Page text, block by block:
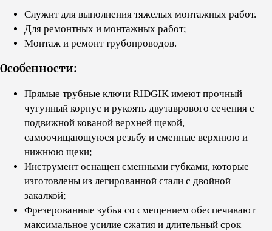
Служит для выполнения тяжелых монтажных работ.
Для ремонтных и монтажных работ;
Монтаж и ремонт трубопроводов.
Особенности:
Прямые трубные ключи RIDGIK имеют прочный
чугунный корпус и рукоять двутаврового сечения с
подвижной кованой верхней щекой,
самоочищающуюся резьбу и сменные верхнюю и
нижнюю щеки;
Инструмент оснащен сменными губками, которые
изготовлены из легированной стали с двойной
закалкой;
Фрезерованные зубья со смещением обеспечивают
максимальное усилие сжатия и длительный срок